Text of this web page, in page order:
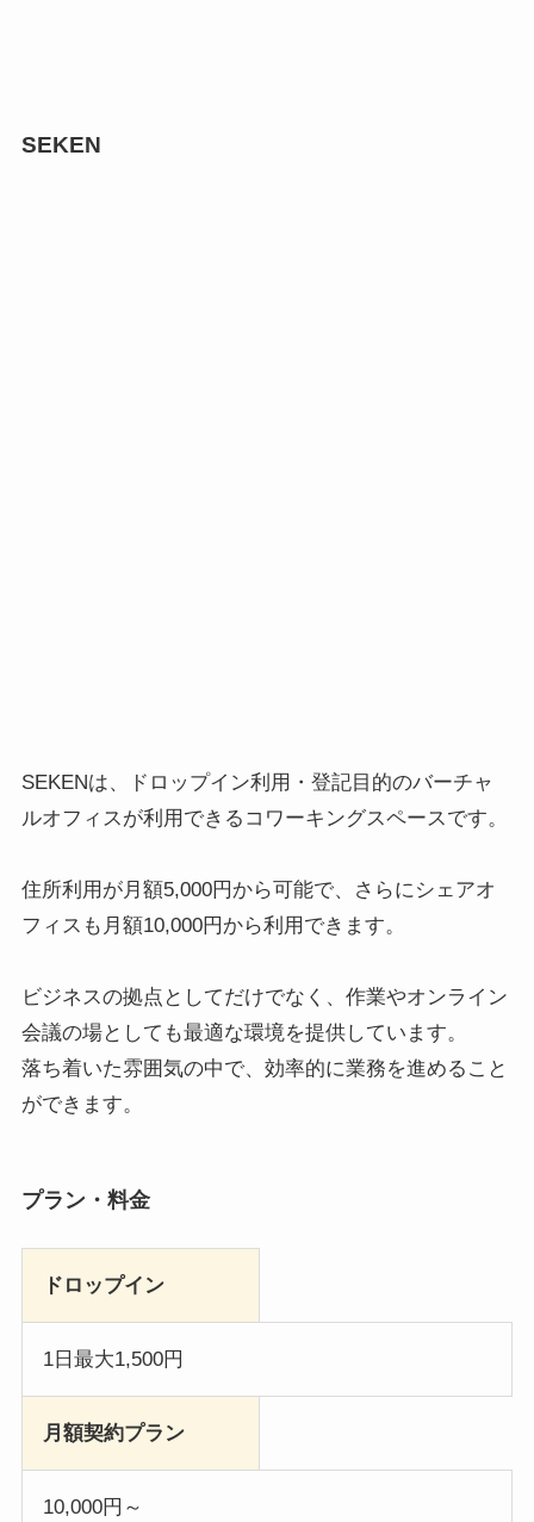
SEKEN
SEKENは、ドロップイン利用・登記目的のバーチャ
ルオフィスが利用できるコワーキングスペースです。
住所利用が月額5,000円から可能で、さらにシェアオ
フィスも月額10,000円から利用できます。
ビジネスの拠点としてだけでなく、作業やオンライン
会議の場としても最適な環境を提供しています。
落ち着いた雰囲気の中で、効率的に業務を進めること
ができます。
プラン・料金
ドロップイン
1日最大1,500円
月額契約プラン
10,000円～